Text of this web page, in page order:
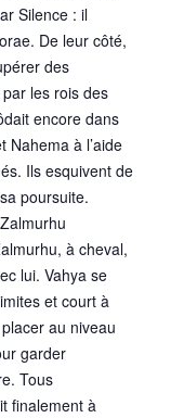
Silence : il
De leur côté,
des
les rois des
encore dans
Nahema à l’aide
Ils esquivent de
poursuite.
à cheval,
lui. Vahya se
et court à
au niveau
garder
Tous
finalement à